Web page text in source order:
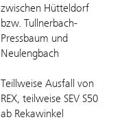
zwischen Hütteldorf
bzw. Tullnerbach-
Pressbaum und
Neulengbach
Teillweise Ausfall von
REX, teilweise SEV S50
ab Rekawinkel